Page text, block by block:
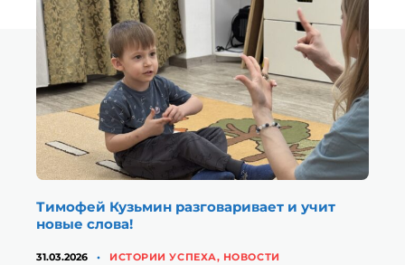
Тимофей Кузьмин разговаривает и учит
новые слова!
31.03.2026 КАТЕГОРИИ
ИСТОРИИ УСПЕХА, НОВОСТИ